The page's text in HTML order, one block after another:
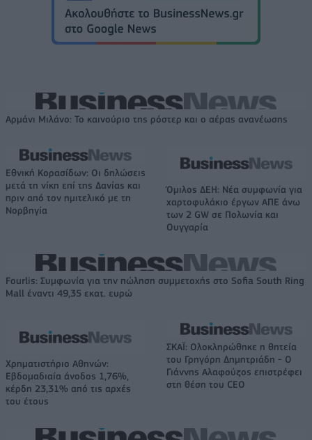
Αρμάνι Μιλάνο: Το καινούριο της ρόστερ και ο αέρας ανανέωσης
Εθνική Κορασίδων: Οι δηλώσεις
μετά τη νίκη επί της Δανίας και
πριν από τον ημιτελικό με τη
Νορβηγία
Όμιλος ΔΕΗ: Νέα συμφωνία για
χαρτοφυλάκιο έργων ΑΠΕ άνω
των 2 GW σε Πολωνία και
Ουγγαρία
Fourlis: Συμφωνία για την πώληση συμμετοχής στο Sofia South Ring
Mall έναντι 49,35 εκατ. ευρώ
Χρηματιστήριο Αθηνών:
Εβδομαδιαία άνοδος 1,76%,
κέρδη 23,31% από τις αρχές
του έτους
ΣΚΑΪ: Ολοκληρώθηκε η θητεία
του Γρηγόρη Δημητριάδη - Ο
Γιάννης Αλαφούζος επιστρέφει
στη θέση του CEO